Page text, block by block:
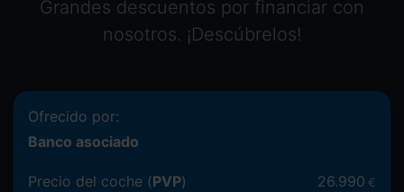
Grandes descuentos por financiar con
nosotros. ¡Descúbrelos!
Ofrecido por:
Banco asociado
Precio del coche (PVP) 26.990 €